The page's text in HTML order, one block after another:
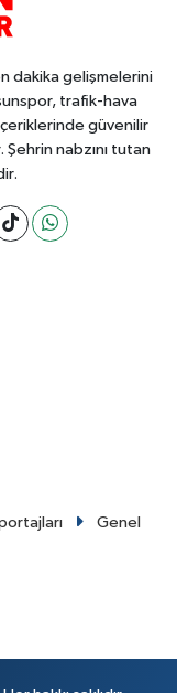
dakika gelişmelerini
trafik-hava
güvenilir
Şehrin nabzını tutan
Genel